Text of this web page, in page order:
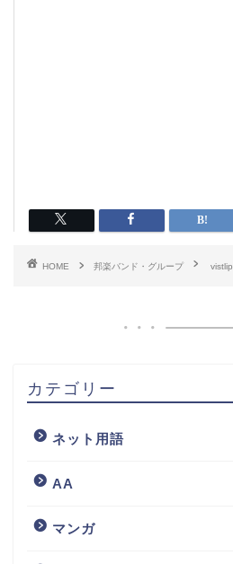
HOME 邦楽バンド・グループ vistlip
カテゴリー
ネット用語
AA
マンガ